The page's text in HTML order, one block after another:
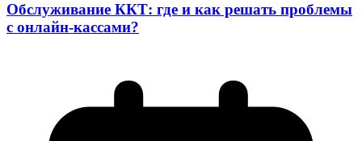
Обслуживание ККТ: где и как решать проблемы
с онлайн-кассами?